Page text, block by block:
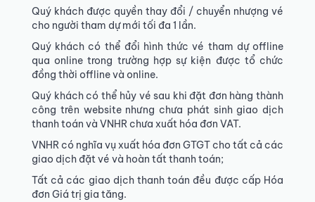
Quý khách được quyền thay đổi / chuyển nhượng vé
cho người tham dự mới tối đa 1 lần.
Quý khách có thể đổi hình thức vé tham dự offline
qua online trong trường hợp sự kiện được tổ chức
đồng thời offline và online.
Quý khách có thể hủy vé sau khi đặt đơn hàng thành
công trên website nhưng chưa phát sinh giao dịch
thanh toán và VNHR chưa xuất hóa đơn VAT.
VNHR có nghĩa vụ xuất hóa đơn GTGT cho tất cả các
giao dịch đặt vé và hoàn tất thanh toán;
Tất cả các giao dịch thanh toán đều được cấp Hóa
đơn Giá trị gia tăng.